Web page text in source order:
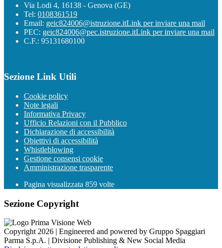
Via Lodi 4, 16138 - Genova (GE)
Tel: 0108361519
Email: geic824006@istruzione.itLink per inviare una mail
PEC: geic824006@pec.istruzione.itLink per inviare una mail
C.F.: 95131680100
Sezione Link Utili
Cookie policy
Note legali
Informativa Privacy
Ufficio Relazioni con il Pubblico
Dichiarazione di accessibilità
Obiettivi di accessibilità
Whistleblowing
Gestione consensi cookie
Amministrazione trasparente
Pagina visualizzata 859 volte
Sezione Copyright
Copyright 2026 | Engineered and powered by Gruppo Spaggiari
Parma S.p.A. | Divisione Publishing & New Social Media